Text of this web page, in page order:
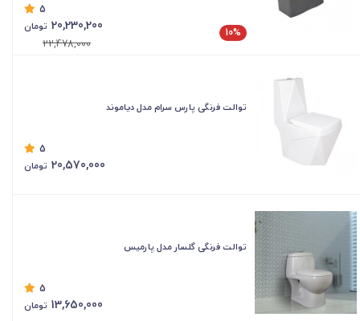
5
10%
20,230,200 تومان
22,478,000
توالت فرنگی پارس سرام مدل دیاموند
5
20,570,000 تومان
توالت فرنگی گلسار مدل پارمیس
5
13,650,000 تومان